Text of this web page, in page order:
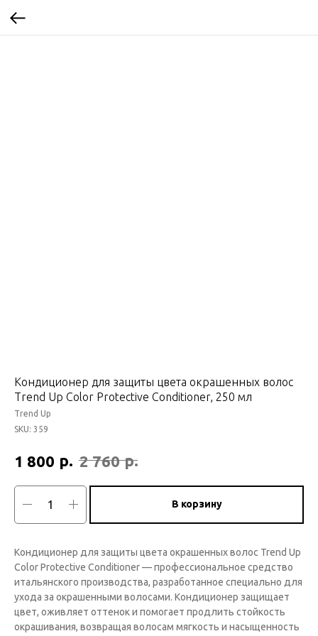
Кондиционер для защиты цвета окрашенных волос
Trend Up Color Protective Conditioner, 250 мл
Trend Up
SKU: 359
1 800 р. 2 760 р.
В корзину
Кондиционер для защиты цвета окрашенных волос Trend Up
Color Protective Conditioner — профессиональное средство
итальянского производства, разработанное специально для
ухода за окрашенными волосами. Кондиционер защищает
цвет, оживляет оттенок и помогает продлить стойкость
окрашивания, возвращая волосам мягкость и насыщенность